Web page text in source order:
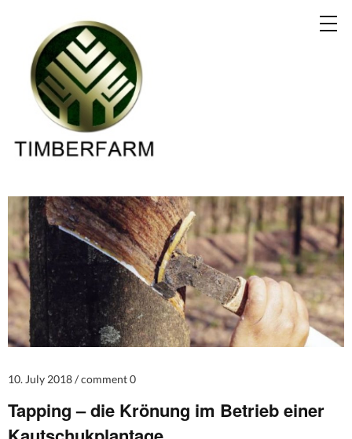
10. July 2018 comment 0
Tapping – die Krönung im Betrieb einer